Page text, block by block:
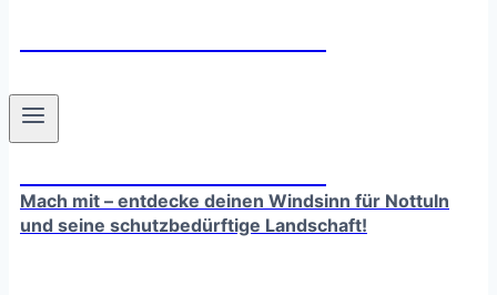
Mach mit – entdecke deinen Windsinn für Nottuln
und seine schutzbedürftige Landschaft!